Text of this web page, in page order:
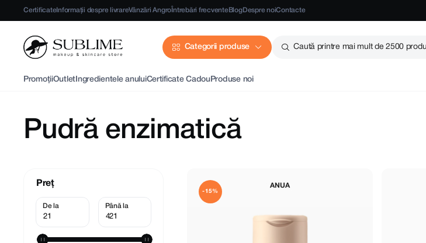
CertificateInformații despre livrareVânzări Angro Întrebări frecventeBlogDespre noiContacte
Categorii produse Caută printre mai mult de 2500
PromoțiiOutlet Ingredientele anuluiCertificate CadouProduse noi
Pudră enzimatică
Preț ANUA
-15%